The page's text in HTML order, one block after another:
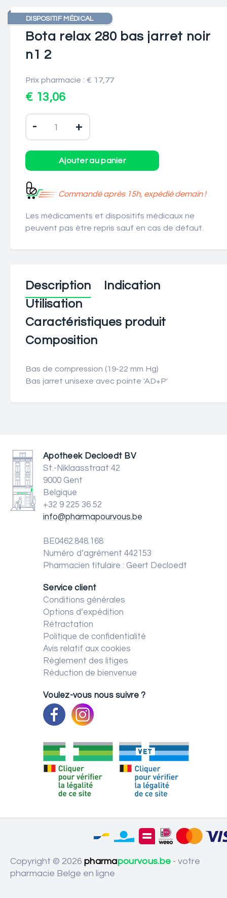
DISPOSITIF MÉDICAL
Bota relax 280 bas jarret noir
n1 2
Prix pharmacie : € 17,77
€ 13,06
- +
Commandé après 15h, expédié demain !
Les médicaments et dispositifs médicaux ne
peuvent pas être repris sauf en cas de défaut.
Description
Indication
Utilisation
Caractéristiques produit
Composition
Bas de compression (19-22 mm Hg)
Bas jarret unisexe avec pointe 'AD+P'
Apotheek Decloedt BV
St.-Niklaasstraat 42
9000 Gent
Belgique
+32 9 225 36 52
info@pharmapourvous.be
BE0462.848.168
Numéro d’agrément 442153
Pharmacien titulaire : Geert Decloedt
Service client
Conditions générales
Options d’expédition
Rétractation
Politique de confidentialité
Avis relatif aux cookies
Règlement des litiges
Réduction de bienvenue
Voulez-vous nous suivre ?
Copyright © 2026 pharmapourvous.be - votre
pharmacie Belge en ligne